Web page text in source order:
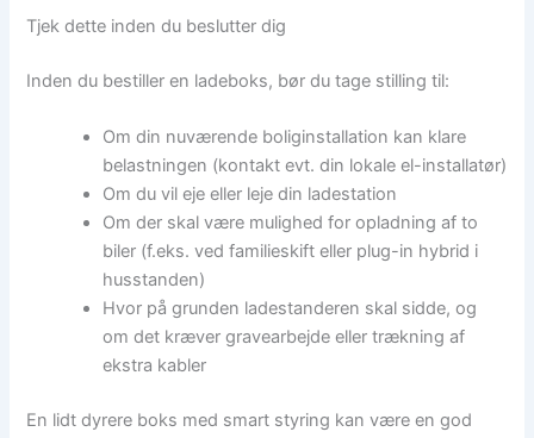
Tjek dette inden du beslutter dig
Inden du bestiller en ladeboks, bør du tage stilling til:
Om din nuværende boliginstallation kan klare
belastningen (kontakt evt. din lokale el-installatør)
Om du vil eje eller leje din ladestation
Om der skal være mulighed for opladning af to
biler (f.eks. ved familieskift eller plug-in hybrid i
husstanden)
Hvor på grunden ladestanderen skal sidde, og
om det kræver gravearbejde eller trækning af
ekstra kabler
En lidt dyrere boks med smart styring kan være en god